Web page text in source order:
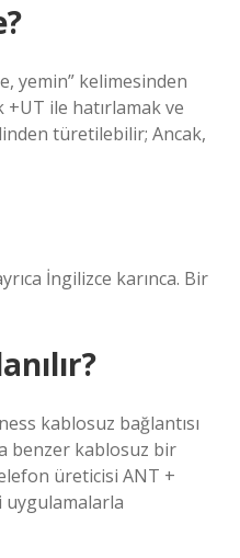
yemin” kelimesinden
ile hatırlamak ve
türetilebilir; Ancak,
İngilizce karınca. Bir
kablosuz bağlantısı
benzer kablosuz bir
üreticisi ANT +
uygulamalarla